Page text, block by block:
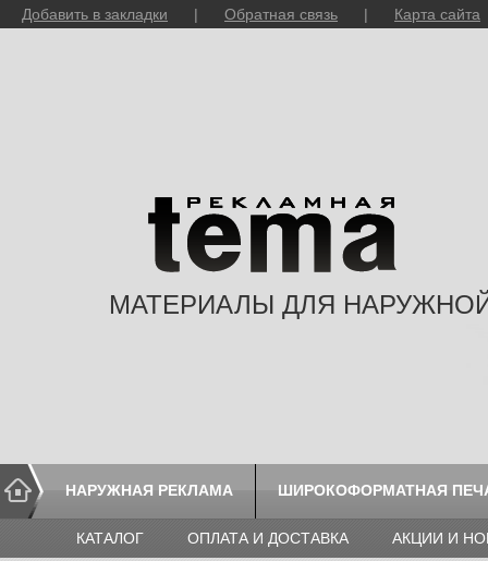
Добавить в закладки | Обратная связь | Карта сайта
МАТЕРИАЛЫ ДЛЯ
НАРУЖНАЯ РЕКЛАМА ШИРОКОФОРМАТНАЯ
КАТАЛОГ ОПЛАТА И ДОСТАВКА АКЦИИ И